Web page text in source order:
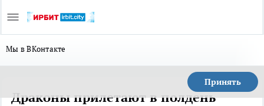
Мы в ВКонтакте
Принять
Драконы прилетают в полдень